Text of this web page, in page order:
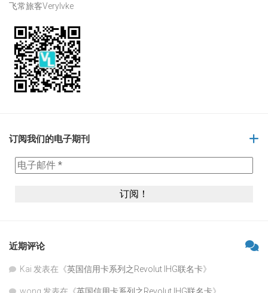
飞常旅客Verylvke
订阅我们的电子期刊
近期评论
Kai 发表在《英国信用卡系列之Revolut IHG联名卡》